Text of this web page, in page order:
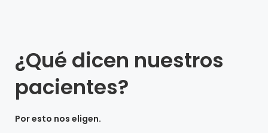
¿Qué dicen nuestros
pacientes?
Por esto nos eligen.